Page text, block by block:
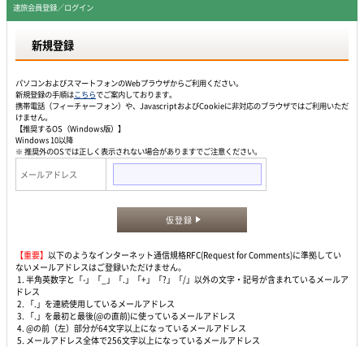
速旅会員登録／ログイン
新規登録
パソコンおよびスマートフォンのWebプラウザからご利用ください。
新規登録の手順はこちらでご案内しております。
携帯電話（フィーチャーフォン）や、JavascriptおよびCookieに非対応のブラウザではご利用いただ
けません。
【推奨するOS（Windows版）】
Windows 10以降
※ 推奨外のOSでは正しく表示されない場合がありますでご注意ください。
メールアドレス
仮登録
【重要】 以下のようなインターネット通信規格RFC(Request for Comments)に準拠してい
ないメールアドレスはご登録いただけません。
1. 半角英数字と「-」「_」「.」「+」「?」「/」以外の文字・記号が含まれているメールア
ドレス
2. 「.」を連続使用しているメールアドレス
3. 「.」を最初と最後(@の直前)に使っているメールアドレス
4. @の前（左）部分が64文字以上になっているメールアドレス
5. メールアドレス全体で256文字以上になっているメールアドレス